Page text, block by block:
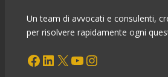
medie
imprese
dall’emergenza
epidemiologica
Un team di avvocati e consulenti,
per risolvere rapidamente ogni
Facebook LinkedIn X YouTube Instagram